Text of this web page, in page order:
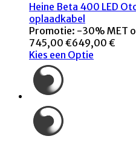
Heine Beta 400 LED
oplaadkabel
Promotie: -30% MET
745,00 €649,00 €
Kies een Optie